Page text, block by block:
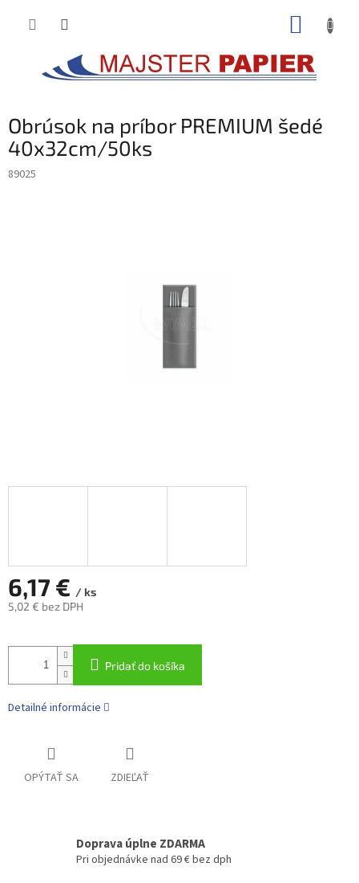
Obrúsok na príbor PREMIUM šedé
40x32cm/50ks
89025
6,17 € / ks
5,02 € bez DPH
cena:
Pridať do košíka
Detailné informácie
OPÝTAŤ SA ZDIEĽAŤ
Doprava úplne ZDARMA
Pri objednávke nad 69 € bez dph